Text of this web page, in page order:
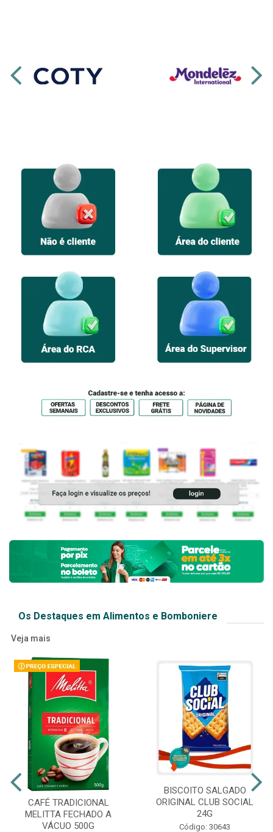
Os Destaques em Alimentos e Bomboniere
Veja mais
CAFÉ TRADICIONAL
MELITTA FECHADO A
VÁCUO 500G
BISCOITO SALGADO
ORIGINAL CLUB SOCIAL
24G
Código: 30643